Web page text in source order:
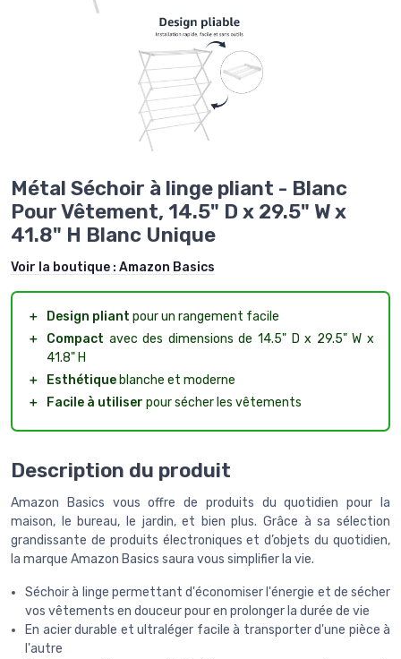
Métal Séchoir à linge pliant - Blanc
Pour Vêtement, 14.5" D x 29.5" W x
41.8" H Blanc Unique
Voir la boutique : Amazon Basics
＋ Design pliant pour un rangement facile
＋
Compact avec des dimensions de 14.5" D x 29.5" W x
41.8" H
＋
Esthétique blanche et moderne
＋
Facile à utiliser pour sécher les vêtements
Description du produit
Amazon Basics vous offre de produits du quotidien pour la
maison, le bureau, le jardin, et bien plus. Grâce à sa sélection
grandissante de produits électroniques et d’objets du quotidien,
la marque Amazon Basics saura vous simplifier la vie.
Séchoir à linge permettant d'économiser l'énergie et de sécher
vos vêtements en douceur pour en prolonger la durée de vie
En acier durable et ultraléger facile à transporter d'une pièce à
l'autre